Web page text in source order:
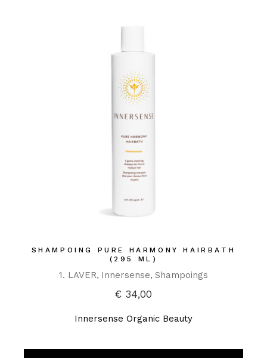
SHAMPOING PURE HARMONY HAIRBATH
(295 ML)
1. LAVER Innersense Shampoings
€ 34,00
Innersense Organic Beauty